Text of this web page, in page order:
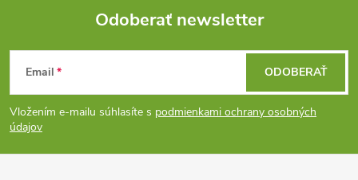
Z
á
p
Odoberať newsletter
Email
Vložením e-mailu súhlasíte s podmienkami ochrany osobných
údajov
ODOBERAŤ